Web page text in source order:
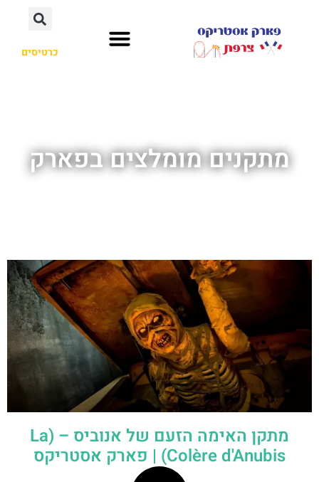
כרטיסים
מתקנים מומלצים בפארק
מתקן האימה הזעם של אנוביס – (La
Colère d'Anubis) | פארק אסטריקס